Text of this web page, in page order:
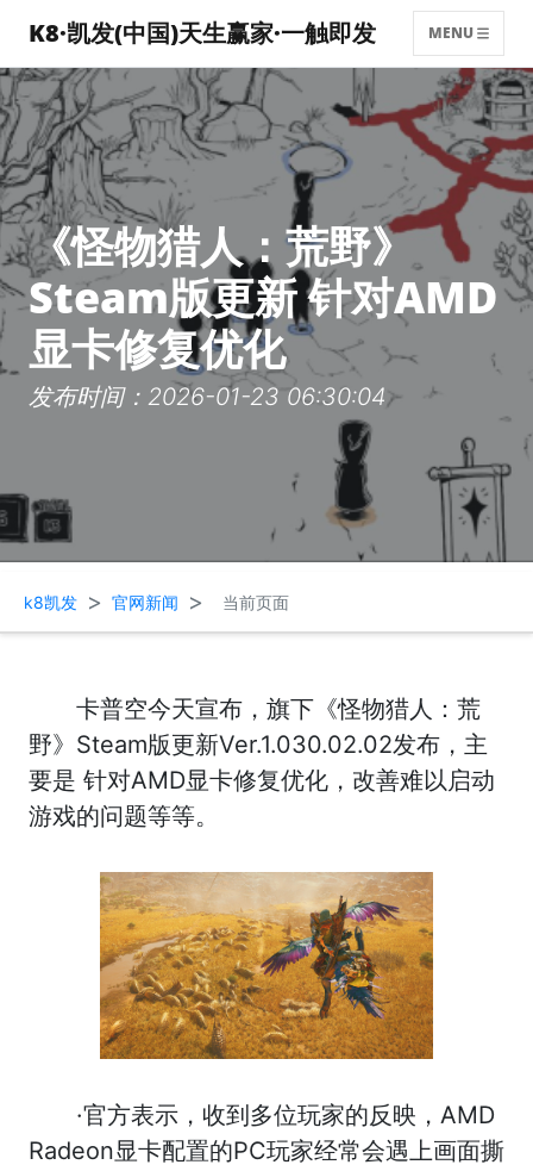
K8·凯发(中国)天生赢家·一触即发 MENU
《怪物猎人：荒野》
Steam版更新 针对AMD
显卡修复优化
发布时间：2026-01-23 06:30:04
k8凯发 > 官网新闻 > 当前页面
卡普空今天宣布，旗下《怪物猎人：荒
野》Steam版更新Ver.1.030.02.02发布，主
要是 针对AMD显卡修复优化，改善难以启动
游戏的问题等等。
·官方表示，收到多位玩家的反映，AMD
Radeon显卡配置的PC玩家经常会遇上画面撕